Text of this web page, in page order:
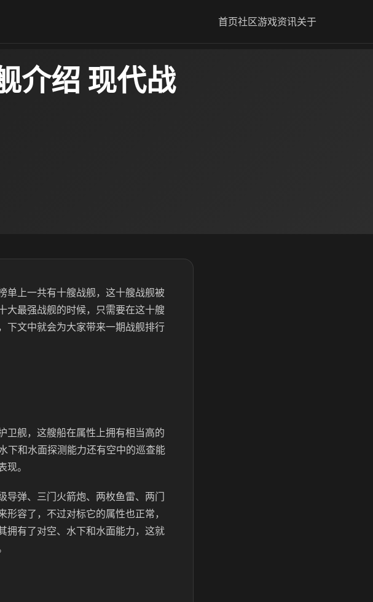
首页社区游戏资讯关于
介绍 现代战
单上一共有十艘战舰，这十艘战舰被
大最强战舰的时候，只需要在这十艘
下文中就会为大家带来一期战舰排行
卫舰，这艘船在属性上拥有相当高的
下和水面探测能力还有空中的巡查能
。
导弹、三门火箭炮、两枚鱼雷、两门
容了，不过对标它的属性也正常，
拥有了对空、水下和水面能力，这就